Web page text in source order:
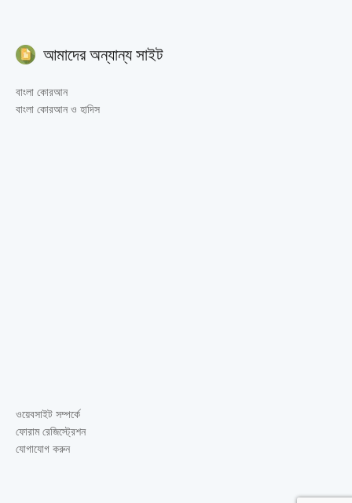
আমাদের অন্যান্য সাইট
বাংলা কোরআন
বাংলা কোরআন ও হাদিস
ওয়েবসাইট সম্পর্কে
ফোরাম রেজিস্ট্রেশন
যোগাযোগ করুন